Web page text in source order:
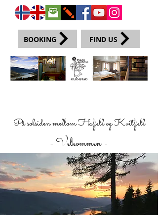
BOOKING FIND US
På solsiden mellom Hafjell og Kvitfjell
- Velkommen -